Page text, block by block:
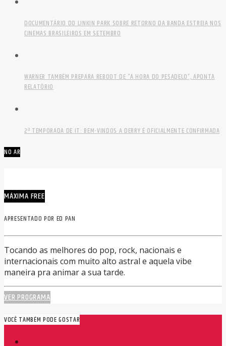
DOCUMENTÁRIO DO LINKIN PARK SOBRE RETORNO DA BANDA ESTREIA NOS
CINEMAS BRASILEIROS EM SETEMBRO
WARNER TAMBÉM PREPARA REBOOT DE “A HORA DO PESADELO”, APONTA
RELATÓRIO
2ª TEMPORADA DE IT: BEM-VINDOS A DERRY É OFICIALMENTE CONFIRMADA
NO AR
MÁXIMA FREE
APRESENTADO POR ED PAN
Tocando as melhores do pop, rock, nacionais e
internacionais com muito alto astral e aquela vibe
maneira pra animar a sua tarde.
VER PROGRAMA
VOCÊ TAMBÉM PODE GOSTAR